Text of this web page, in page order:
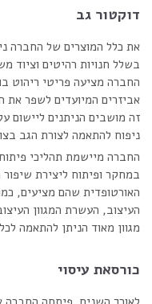
דוקטור גב
את כלל המוצרים של החברה
בשלל חנויות רהיטים וציוד
החברה מציעה פריטי ריהוט
אביזרים המיועדים לשפר
זה מושבים הניתנים ליישום
ניפוח להתאמה לצורת הגב
החברה מיישמת תהליכי
במחקר ופיתוח ליצירת
האורטופדית שהם מציעים,
העיצוב, העשרת המגוון
מגוון מאוד הניתן להתאמה
כורסאת עיסוי